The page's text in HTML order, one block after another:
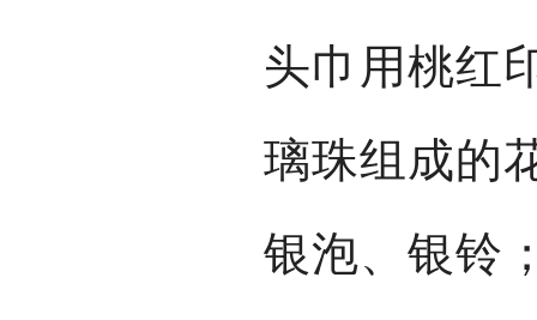
头巾用桃红
璃珠组成的
银泡、银铃